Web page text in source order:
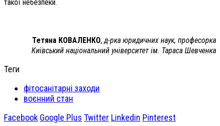
такої небезпеки.
Тетяна КОВАЛЕНКО, д-рка юридичних наук, професорка
Київський національний університет ім. Тараса Шевченка
Теги
фітосанітарні заходи
воєнний стан
Facebook Google Plus Twitter Linkedin Pinterest